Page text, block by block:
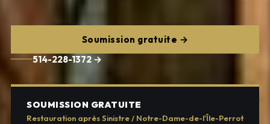
Soumission gratuite →
514-228-1372 →
SOUMISSION GRATUITE
Restauration après Sinistre / Notre-Dame-de-l'Île-Perrot